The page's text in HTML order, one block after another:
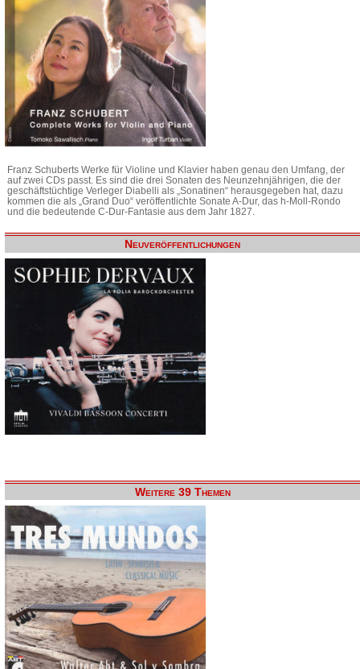
Franz Schuberts Werke für Violine und Klavier haben genau den Umfang, der
auf zwei CDs passt. Es sind die drei Sonaten des Neunzehnjährigen, die der
geschäftstüchtige Verleger Diabelli als „Sonatinen“ herausgegeben hat, dazu
kommen die als „Grand Duo“ veröffentlichte Sonate A-Dur, das h-Moll-Rondo
und die bedeutende C-Dur-Fantasie aus dem Jahr 1827.
Neuveröffentlichungen
Weitere 39 Themen